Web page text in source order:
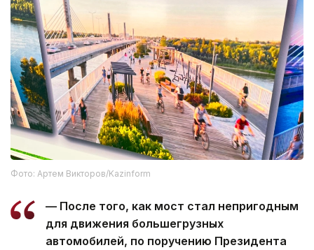
Фото: Артем Викторов/Kazinform
— После того, как мост стал непригодным
для движения большегрузных
автомобилей, по поручению Президента